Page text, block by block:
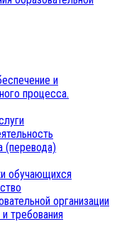
и
процесса.
(перевода)
обучающихся
организации
требования